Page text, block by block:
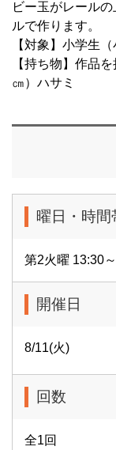
ビー玉がレール
ルで作ります。
【対象】小学生
【持ち物】作品
㎝）ハサミ
曜日・時間
第2火曜 13:30
開催日
8/11(火)
回数
全1回